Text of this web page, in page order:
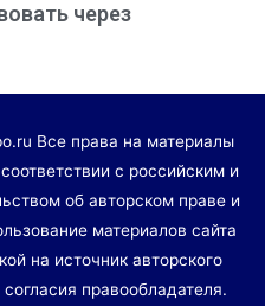
через
Все права на материалы
с российским и
об авторском праве и
материалов сайта
на источник авторского
правообладателя.